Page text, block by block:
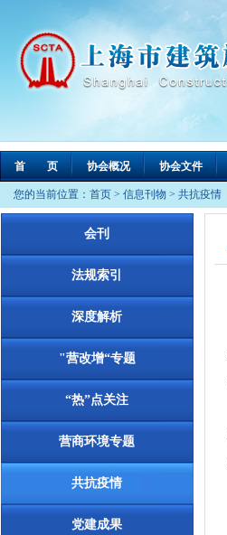
首 页 协会概况 协会文件
您的当前位置： 首页 > 信息刊物 > 共抗疫情
会刊
法规索引
深度解析
"营改增“专题
“热”点关注
营商环境专题
共抗疫情
党建成果